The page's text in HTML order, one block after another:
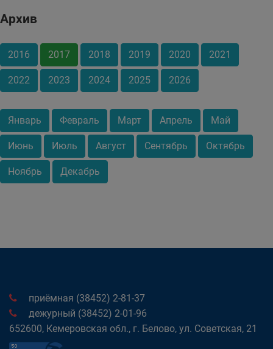
Архив
2016 2017 2018 2019 2020 2021
2022 2023 2024 2025 2026
Январь Февраль Март Апрель Май
Июнь Июль Август Сентябрь Октябрь
Ноябрь Декабрь
приёмная (38452) 2-81-37
дежурный (38452) 2-01-96
652600, Кемеровская обл., г. Белово, ул. Советская, 21